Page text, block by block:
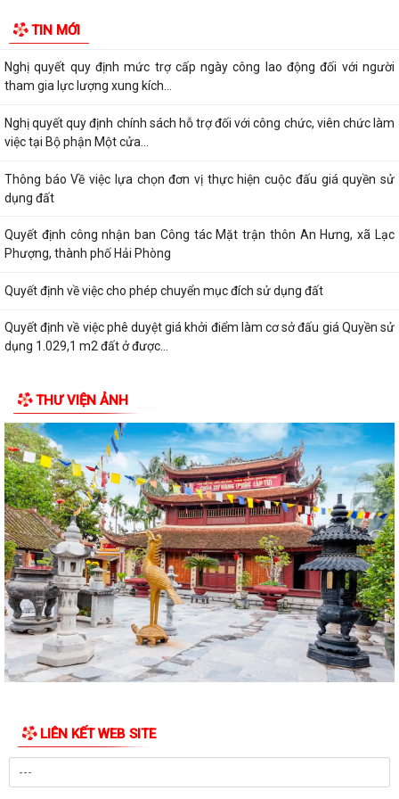
TIN MỚI
hoạt động của Hội đồng nhân dân...
Nghị quyết quy định mức trợ cấp ngày công lao động đối với người
tham gia lực lượng xung kích...
Nghị quyết quy định chính sách hỗ trợ đối với công chức, viên chức làm
việc tại Bộ phận Một cửa...
Thông báo Về việc lựa chọn đơn vị thực hiện cuộc đấu giá quyền sử
dụng đất
Quyết định công nhận ban Công tác Mặt trận thôn An Hưng, xã Lạc
Phượng, thành phố Hải Phòng
Quyết định về việc cho phép chuyển mục đích sử dụng đất
Quyết định về việc phê duyệt giá khởi điểm làm cơ sở đấu giá Quyền sử
dụng 1.029,1 m2 đất ở được...
1.029,1 m2 đất ở được chia thành 12 lô...
Thông báo về việc niêm yết công khai danh mục thủ tục hành chính
ban hành mới, được sửa đổi, bổ...
Quyết định công nhận kết quả cho thôi làm Trưởng thôn Đoàn Khê
nhiệm kỳ 2024-2027
Quyết định công nhận kết quả cho thôi làm Trưởng thôn Đồng Tâm
nhiệm kỳ 2024-2027
Quyết định công nhận kết quả cho thôi làm Trưởng thôn An Hộ nhiệm
kỳ 2024-2027
Quyết định công nhận kết quả cho thôi làm Trưởng thôn An Hưng
nhiệm kỳ 2024-2027
nhiệm kỳ 2024-2027
Quyết định công nhận kết quả cho thôi làm Trưởng thôn Như Lâm
THƯ VIỆN ẢNH
LIÊN KẾT WEB SITE